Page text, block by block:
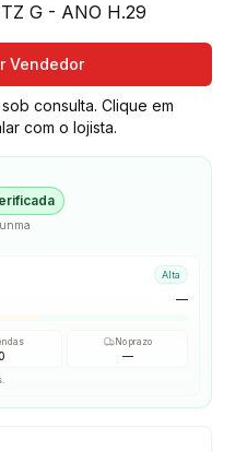
G - ANO H.29
Vendedor
consulta. Clique em
com o lojista.
Alta
—
No prazo
—